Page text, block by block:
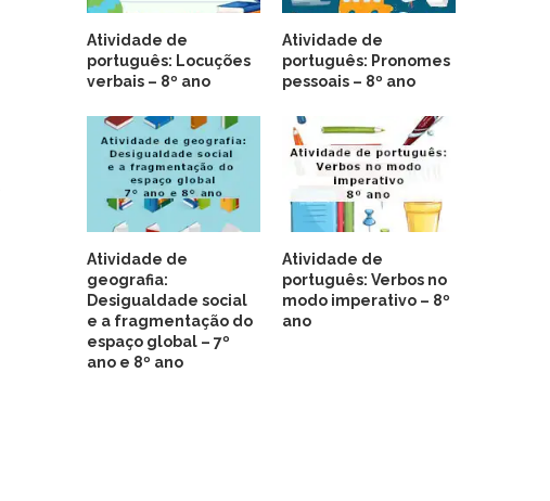
Atividade de
português: Locuções
verbais – 8º ano
Atividade de
português: Pronomes
pessoais – 8º ano
Atividade de
geografia:
Desigualdade social
e a fragmentação do
espaço global – 7º
ano e 8º ano
Atividade de
português: Verbos no
modo imperativo – 8º
ano